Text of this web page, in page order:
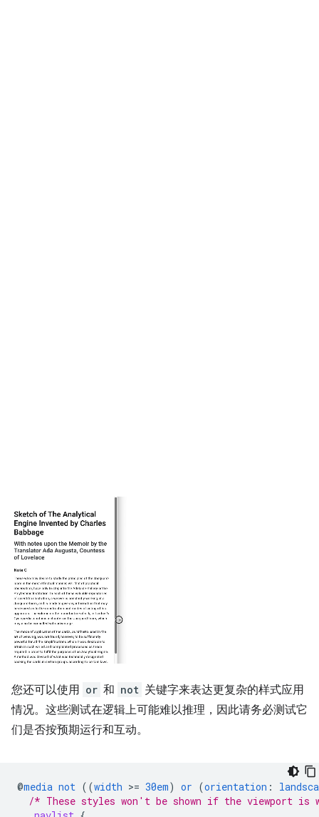
您还可以使用 or 和 not 关键字来表达更复杂的样式应用
情况。这些测试在逻辑上可能难以推理，因此请务必测试它
们是否按预期运行和互动。
@media not ((width >= 30em) or (orientation :
/* These styles won't be shown if the viewport